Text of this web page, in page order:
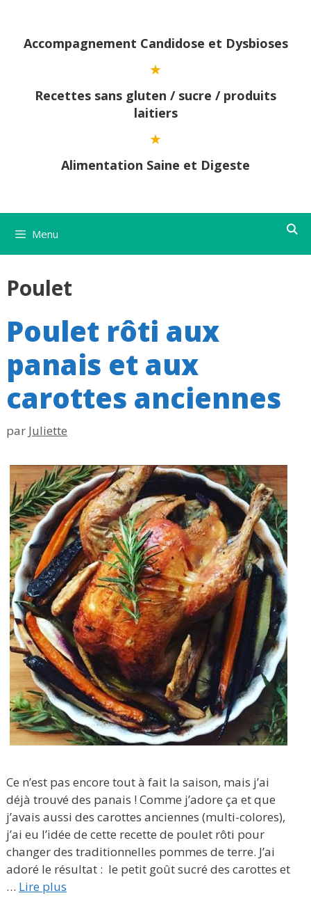
contenuAccompagnement Candidose et Dysbioses
Recettes sans gluten / sucre / produits
laitiers
Alimentation Saine et Digeste
Menu
Poulet
Poulet rôti aux
panais et aux
carottes anciennes
par Juliette
Ce n’est pas encore tout à fait la saison, mais j’ai
déjà trouvé des panais ! Comme j’adore ça et que
j’avais aussi des carottes anciennes (multi-colores),
j’ai eu l’idée de cette recette de poulet rôti pour
changer des traditionnelles pommes de terre. J’ai
adoré le résultat : le petit goût sucré des carottes et
… Lire plus